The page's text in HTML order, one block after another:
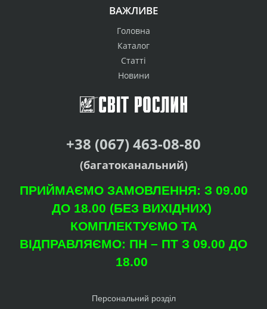
ВАЖЛИВЕ
Головна
Каталог
Статті
Новини
+38 (067) 463-08-80
(багатоканальний)
ПРИЙМАЄМО ЗАМОВЛЕННЯ: З 09.00
ДО 18.00 (БЕЗ ВИХІДНИХ)
КОМПЛЕКТУЄМО ТА
ВІДПРАВЛЯЄМО: ПН – ПТ З 09.00 ДО
18.00
Персональний розділ